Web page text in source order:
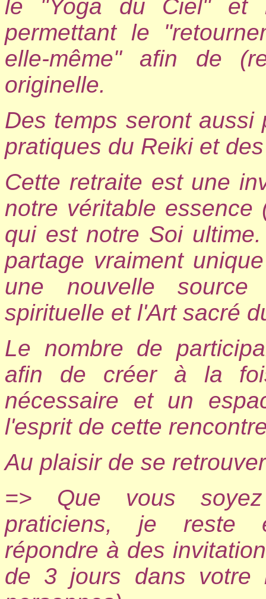
le "Yoga du Ciel" et
permettant le
elle-même" afin de
originelle.
Des temps seront
pratiques du Reiki et
Cette retraite est une
notre véritable
qui est notre Soi
partage vraiment
une nouvelle source
spirituelle et l'Art sacré
Le nombre de
afin de créer à la
nécessaire et un
l'esprit de cette
Au plaisir de se
=> Que vous
praticiens, je reste
répondre à des
de 3 jours dans votre